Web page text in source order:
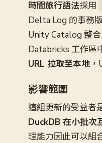
時間旅行語法採用
Delta Log 的事務
Unity Catalog 整
Databricks 工作區
URL 拉取至本地
影響範圍
這組更新的受益者
DuckDB 在小批次
理能力因此可以組